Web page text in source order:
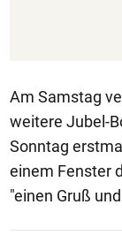
Am Samstag
weitere Jubel-
Sonntag
einem Fenster
"einen Gruß